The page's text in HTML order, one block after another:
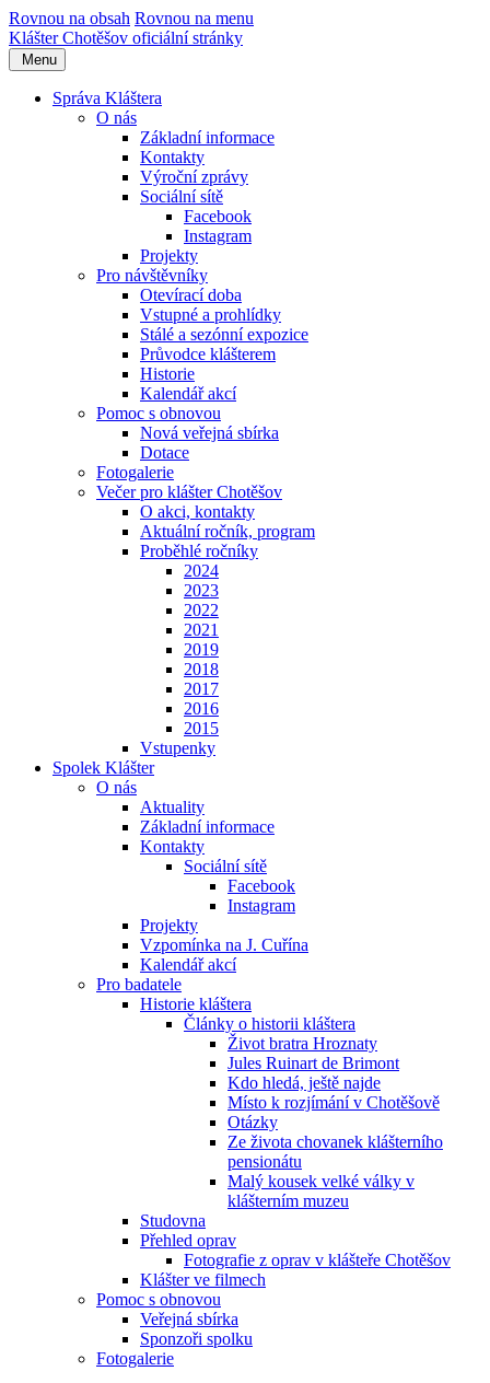
Rovnou na obsah Rovnou na menu
Klášter Chotěšov oficiální stránky
Menu
Správa Kláštera
O nás
Základní informace
Kontakty
Výroční zprávy
Sociální sítě
Facebook
Instagram
Projekty
Pro návštěvníky
Otevírací doba
Vstupné a prohlídky
Stálé a sezónní expozice
Průvodce klášterem
Historie
Kalendář akcí
Pomoc s obnovou
Nová veřejná sbírka
Dotace
Fotogalerie
Večer pro klášter Chotěšov
O akci, kontakty
Aktuální ročník, program
Proběhlé ročníky
2024
2023
2022
2021
2019
2018
2017
2016
2015
Vstupenky
Spolek Klášter
O nás
Aktuality
Základní informace
Kontakty
Sociální sítě
Facebook
Instagram
Projekty
Vzpomínka na J. Cuřína
Kalendář akcí
Pro badatele
Historie kláštera
Články o historii kláštera
Život bratra Hroznaty
Jules Ruinart de Brimont
Kdo hledá, ještě najde
Místo k rozjímání v Chotěšově
Otázky
Ze života chovanek klášterního
pensionátu
Malý kousek velké války v
klášterním muzeu
Studovna
Přehled oprav
Fotografie z oprav v klášteře Chotěšov
Klášter ve filmech
Pomoc s obnovou
Veřejná sbírka
Sponzoři spolku
Fotogalerie